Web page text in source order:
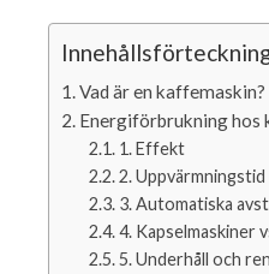
Vad är en kaffemaskin?
Energiförbrukning hos
1. Effekt
2. Uppvärmningstid
3. Automatiska
4. Kapselmaskiner
5. Underhåll och